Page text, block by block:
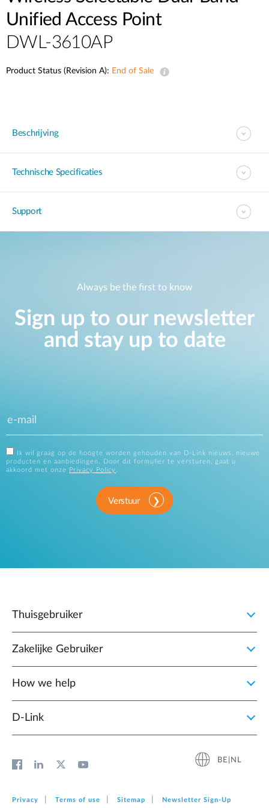
Unified Access Point
DWL-3610AP
Product Status (Revision A): End of Sale
Beschrijving
Technische Specificaties
Support
Always be the first to know
Sign up to our newsletter
and stay up to date
Ik wil graag op de hoogte worden gehouden van D-Link nieuws, nieuwe
producten en aanbiedingen. Door dit formulier te versturen, gaat u
akkoord met onze
Privacy Policy .
Verstuur
Thuisgebruiker
Zakelijke Gebruiker
How we help
D‑Link
BE|NL
Privacy Terms of use Sitemap Newsletter Sign‑Up